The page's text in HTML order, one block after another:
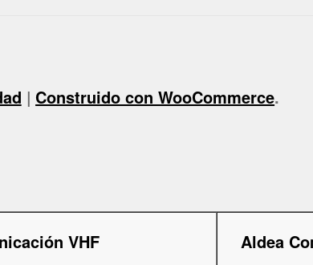
Construido con WooCommerce.
VHF Aldea